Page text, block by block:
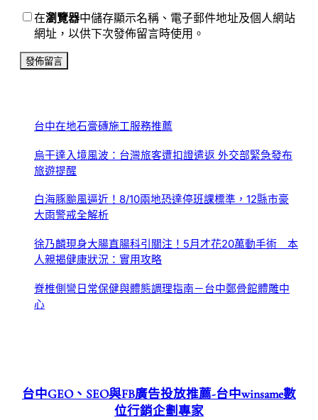
在瀏覽器中儲存顯示名稱、電子郵件地址及個人網站
網址，以供下次發佈留言時使用。
台中在地石膏磚施工服務推薦
烏干達入境風波：台灣旅客遭扣證遣返 外交部緊急發布
旅遊提醒
白海豚颱風逼近！8/10兩地恐達停班課標準，12縣市豪
大雨警戒全解析
徐乃麟現身大腸直腸科引關注！5月才花20萬動手術 本
人親揭健康狀況：實用攻略
脊椎側彎日常保健與體態調理指南－台中鄭骨館體雕中
心
台中GEO、SEO與FB廣告投放推薦-台中winsame數
位行銷企劃專家